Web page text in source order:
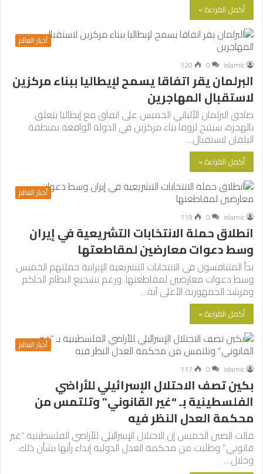
أكمل القراءة »
أخبار العالم
islamic
0
120
البرلمان يقر اتفاقا يسمح لإيطاليا ببناء مركزين
لاستقبال المهاجرين
صادق البرلمان الألباني الخميس على اتفاق مع إيطاليا يتعلق
بالهجرة، سيتيح لروما بناء مركزين في الدولة الواقعة بمنطقة
البلقان لاستقبال…
أكمل القراءة »
أخبار العالم
islamic
0
119
انطلاق حملة الانتخابات التشريعية في إيران
وسط دعوات معارضين لمقاطعتها
بدأ المتنافسون في الانتخابات التشريعية الإيرانية حملتهم الخميس
وسط دعوات معارضين لمقاطعتها. ورغم تشجيع النظام الحاكم
ومرشد الجمهورية الأعلى آية…
أكمل القراءة »
أخبار العالم
islamic
0
117
بكين تصف الاحتلال الإسرائيلي للأراضي
الفلسطينية بـ “غير القانوني” وتلتمس من
محكمة العدل النظر فيه
قالت الصين الخميس إن الاحتلال الإسرائيلي للأراضي الفلسطينية “غير
قانوني” وطلبت من محكمة العدل الدولية إبداء رأيها بشأن ذلك.
وخلال…